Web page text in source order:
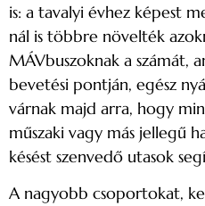
is: a tavalyi évhez képest
nál is többre növelték
MÁVbuszoknak a számát,
bevetési pontján, egész
várnak majd arra, hogy
műszaki vagy más jellegű
késést szenvedő utasok
A nagyobb csoportokat,